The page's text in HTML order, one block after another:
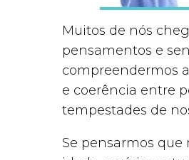
Muitos de nós
pensamentos e
compreendermos
e coerência entre
tempestades de
Se pensarmos